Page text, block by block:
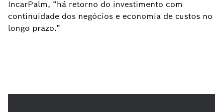
IncarPalm, “há retorno do investimento com
continuidade dos negócios e economia de custos no
longo prazo.”